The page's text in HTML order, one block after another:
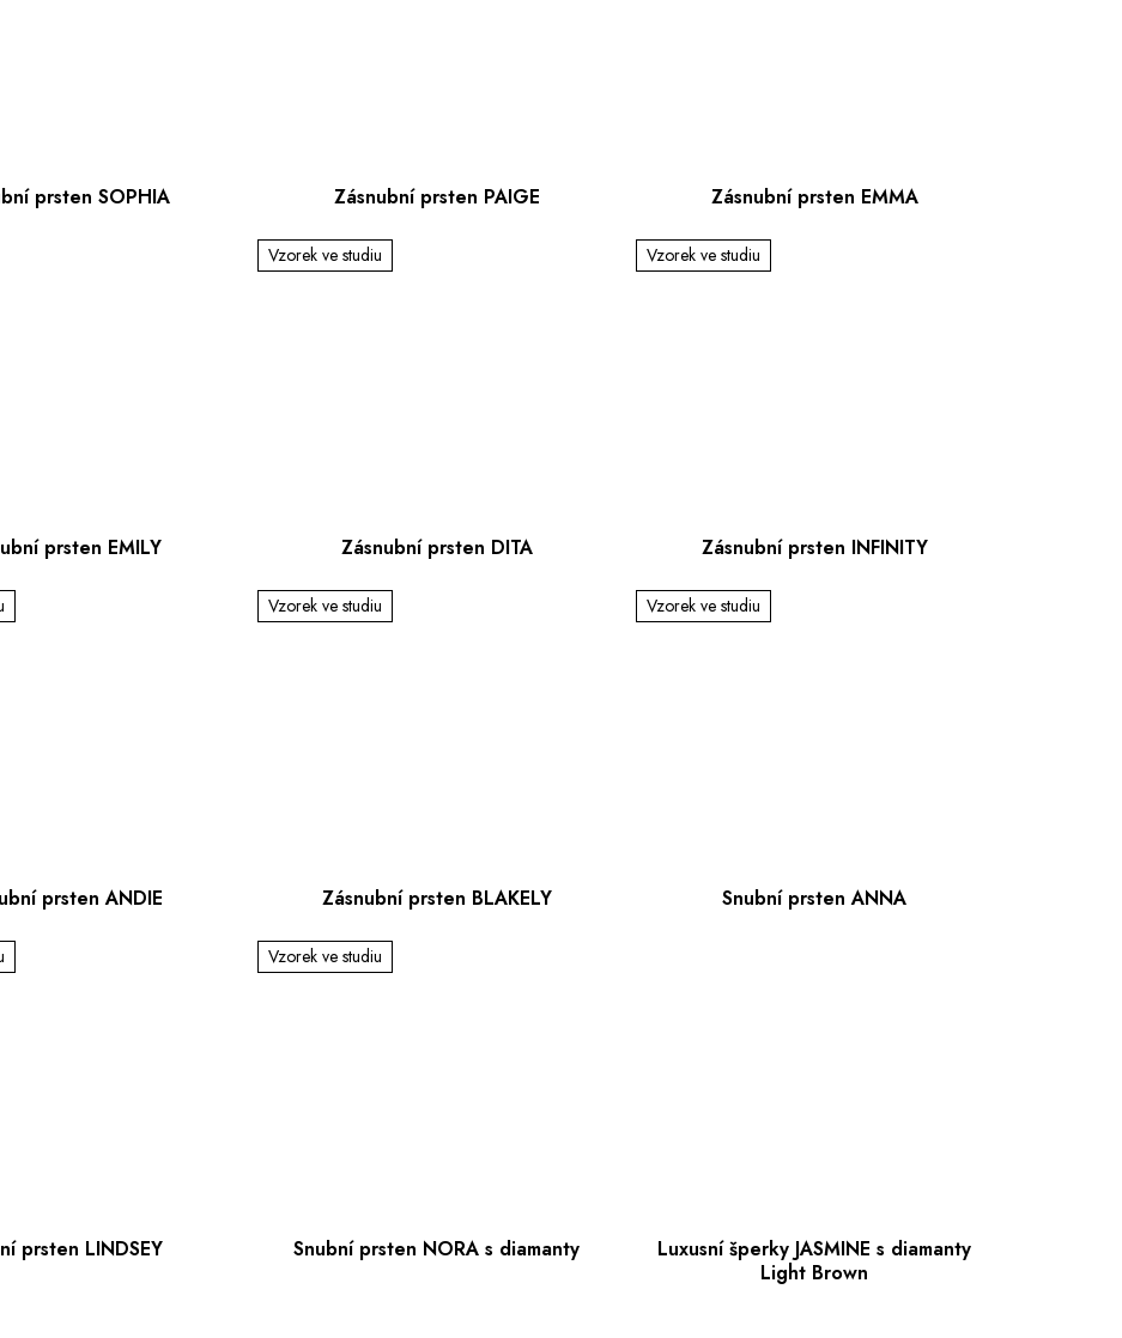
prsten SOPHIA Zásnubní prsten PAIGE Zásnubní prsten EMMA
prsten EMILY
Vzorek ve studiu
Zásnubní prsten DITA
Vzorek ve studiu
Zásnubní prsten INFINITY
prsten ANDIE
Vzorek ve studiu
Zásnubní prsten BLAKELY
Vzorek ve studiu
Snubní prsten ANNA
prsten LINDSEY
Vzorek ve studiu
Snubní prsten NORA s diamanty
Luxusní šperky JASMINE s diamanty
Light Brown